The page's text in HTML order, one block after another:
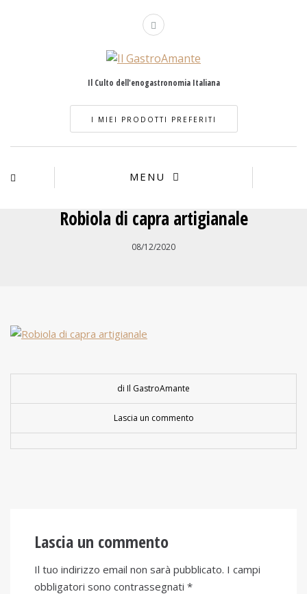
Il Culto dell'enogastronomia Italiana
I MIEI PRODOTTI PREFERITI
MENU
Robiola di capra artigianale
08/12/2020
di Il GastroAmante
Lascia un commento
Lascia un commento
Il tuo indirizzo email non sarà pubblicato. I campi
obbligatori sono contrassegnati *